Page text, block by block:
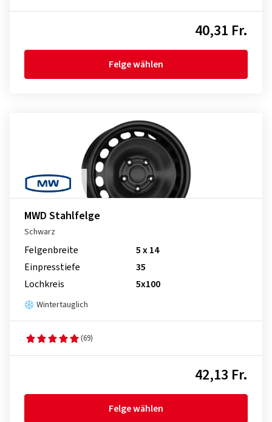
40,31 Fr.
Felge wählen
MWD Stahlfelge
Schwarz
Felgenbreite
5 x 14
Einpresstiefe
35
Lochkreis
5x100
Wintertauglich
(69)
42,13 Fr.
Felge wählen